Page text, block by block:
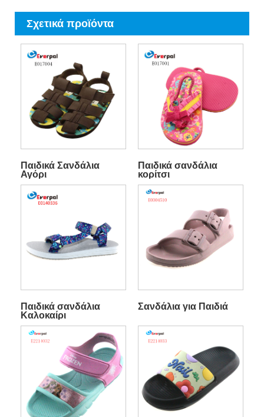
Σχετικά προϊόντα
Παιδικά Σανδάλια
Αγόρι
Παιδικά σανδάλια
κορίτσι
Παιδικά σανδάλια
Καλοκαίρι
Σανδάλια για Παιδιά